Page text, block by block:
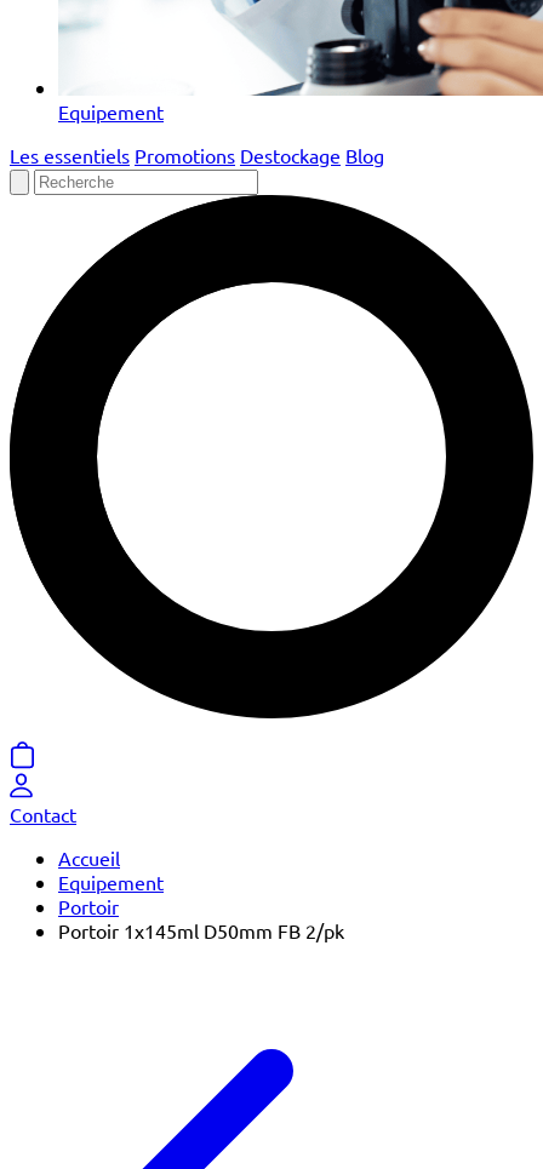
Equipement
Les essentiels Promotions Destockage Blog
Contact
Accueil
Equipement
Portoir
Portoir 1x145ml D50mm FB 2/pk